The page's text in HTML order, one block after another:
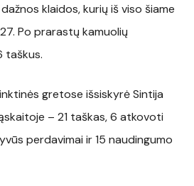
klaidos, kurių iš viso šiame
Po prarastų kamuolių
taškus.
gretose išsiskyrė Sintija
– 21 taškas, 6 atkovoti
perdavimai ir 15 naudingumo